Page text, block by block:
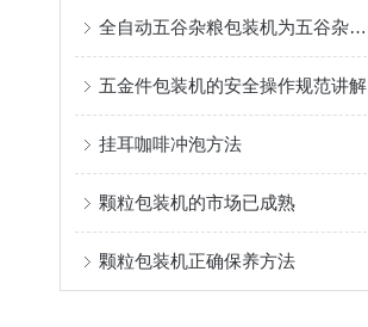
全自动五谷杂粮包装机为五谷杂粮的包装提供了全方位的解决方案
五金件包装机的安全操作规范讲解
挂耳咖啡冲泡方法
颗粒包装机的市场已成熟
颗粒包装机正确保养方法